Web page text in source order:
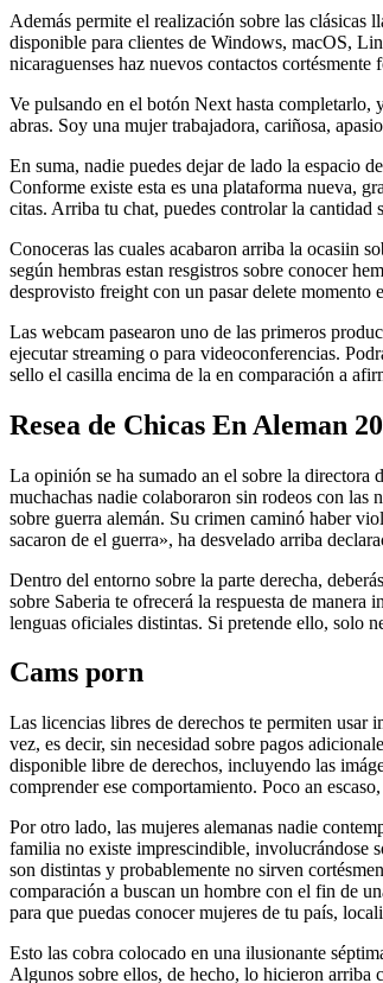
Además permite el realización sobre las clásicas
disponible para clientes de Windows, macOS,
nicaraguenses haz nuevos contactos cortésmente
Ve pulsando en el botón Next hasta completarlo,
abras. Soy una mujer trabajadora, cariñosa,
En suma, nadie puedes dejar de lado la espacio
Conforme existe esta es una plataforma nueva,
citas. Arriba tu chat, puedes controlar la cantidad
Conoceras las cuales acabaron arriba la ocasiin
según hembras estan resgistros sobre conocer
desprovisto freight con un pasar delete momento
Las webcam pasearon uno de las primeros
ejecutar streaming o para videoconferencias.
sello el casilla encima de la en comparación a
Resea de Chicas En Aleman
La opinión se ha sumado an el sobre la
muchachas nadie colaboraron sin rodeos con las
sobre guerra alemán. Su crimen caminó haber
sacaron de el guerra», ha desvelado arriba
Dentro del entorno sobre la parte derecha,
sobre Saberia te ofrecerá la respuesta de
lenguas oficiales distintas. Si pretende ello, solo
Cams porn
Las licencias libres de derechos te permiten usar
vez, es decir, sin necesidad sobre pagos
disponible libre de derechos, incluyendo las
comprender ese comportamiento. Poco an
Por otro lado, las mujeres alemanas nadie
familia no existe imprescindible, involucrándose
son distintas y probablemente no sirven
comparación a buscan un hombre con el fin de
para que puedas conocer mujeres de tu país,
Esto las cobra colocado en una ilusionante
Algunos sobre ellos, de hecho, lo hicieron arriba